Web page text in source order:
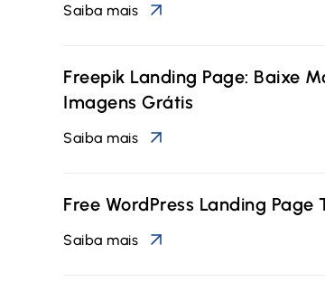
Saiba mais
Freepik Landing Page: Baixe
Imagens Grátis
Saiba mais
Free WordPress Landing Page
Saiba mais